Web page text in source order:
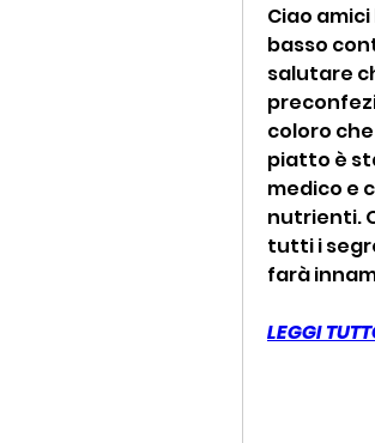
Ciao
basso
salutare
coloro
piatto è
medico e
nutrienti.
tutti i
farà
LEGGI